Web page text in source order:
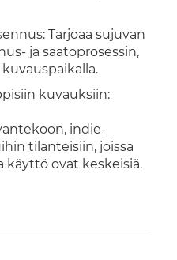
Tarjoaa sujuvan
ja säätöprosessin,
kuvauksiin:
indie-
tilanteisiin, joissa
käyttö ovat keskeisiä.